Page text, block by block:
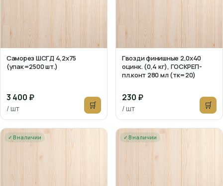
Саморез ШСГД 4,2х75
(упак=2500 шт.)
3 400 ₽
/ шт 🛒
Гвозди финишные 2,0х40
оцинк. (0,4 кг), ГОСКРЕП-
пл.конт 280 мл (тк=20)
230 ₽
/ шт 🛒
✓ В наличии ✓ В наличии